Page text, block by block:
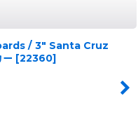
/ 3" Santa Cruz
[22360]